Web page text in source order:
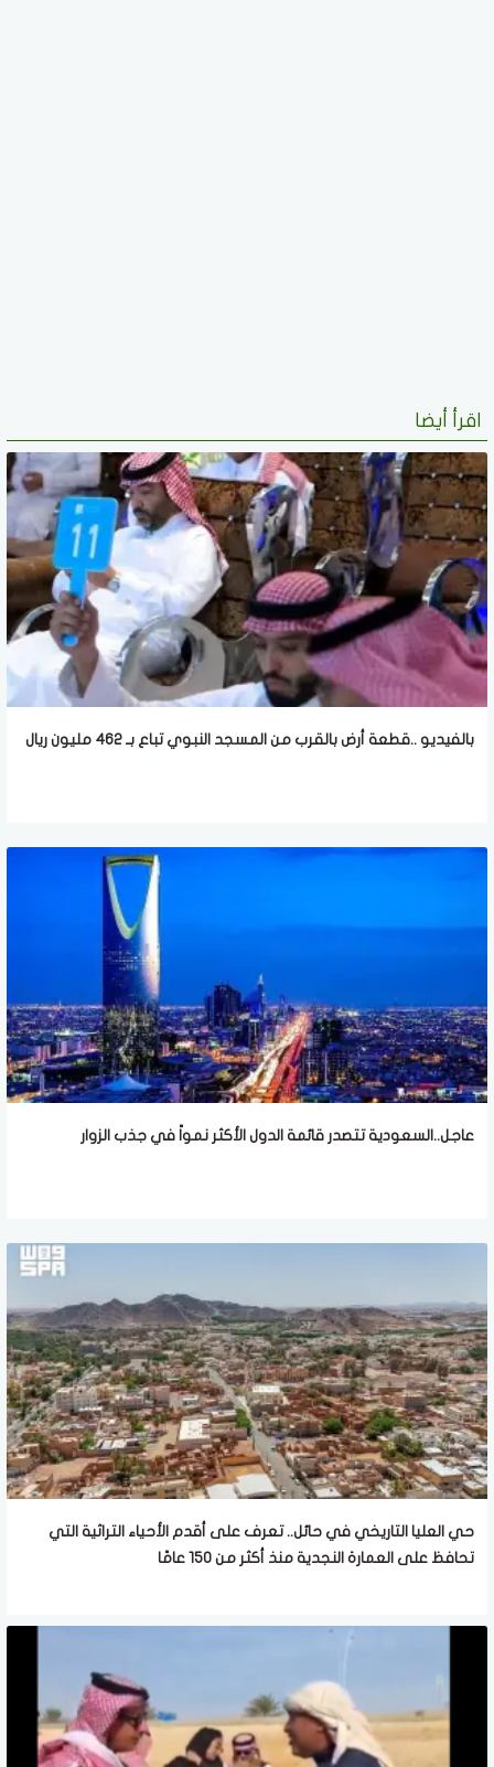
اقرأ أيضا
بالفيديو ..قطعة أرض بالقرب من المسجد النبوي تباع بـ 462 مليون ريال
عاجل..السعودية تتصدر قائمة الدول الأكثر نمواً في جذب الزوار
حي العليا التاريخي في حائل.. تعرف على أقدم الأحياء التراثية التي
تحافظ على العمارة النجدية منذ أكثر من 150 عامًا